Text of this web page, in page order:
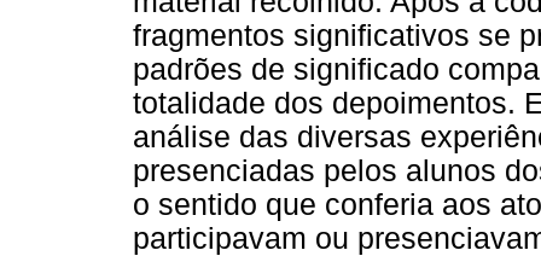
fragmentos significativos se
padrões de significado
totalidade dos depoimentos.
análise das diversas
presenciadas pelos alunos
o sentido que conferia aos
participavam ou